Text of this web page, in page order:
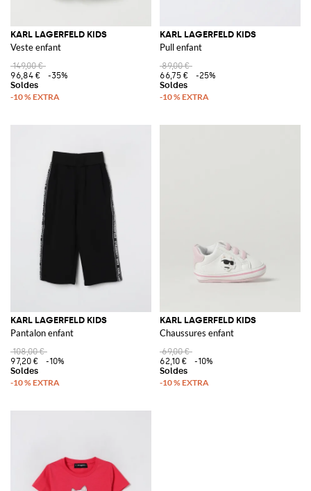
KARL LAGERFELD KIDS
Veste enfant
149,00 €
96,84 €
-35%
KARL LAGERFELD KIDS
Pull enfant
89,00 €
66,75 €
-25%
KARL LAGERFELD KIDS
Pantalon enfant
108,00 €
97,20 €
-10%
KARL LAGERFELD KIDS
Chaussures enfant
69,00 €
62,10 €
-10%